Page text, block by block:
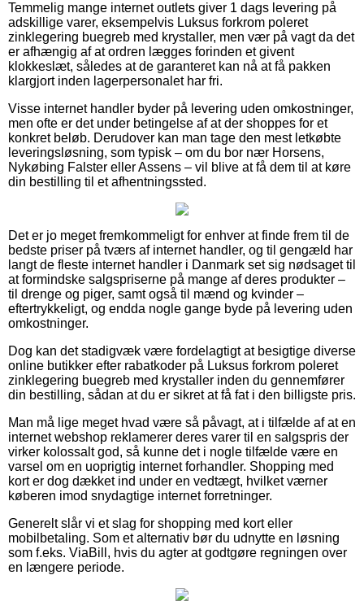
Temmelig mange internet outlets giver 1 dags levering på
adskillige varer, eksempelvis Luksus forkrom poleret
zinklegering buegreb med krystaller, men vær på vagt da det
er afhængig af at ordren lægges forinden et givent
klokkeslæt, således at de garanteret kan nå at få pakken
klargjort inden lagerpersonalet har fri.
Visse internet handler byder på levering uden omkostninger,
men ofte er det under betingelse af at der shoppes for et
konkret beløb. Derudover kan man tage den mest letkøbte
leveringsløsning, som typisk – om du bor nær Horsens,
Nykøbing Falster eller Assens – vil blive at få dem til at køre
din bestilling til et afhentningssted.
Det er jo meget fremkommeligt for enhver at finde frem til de
bedste priser på tværs af internet handler, og til gengæld har
langt de fleste internet handler i Danmark set sig nødsaget til
at formindske salgspriserne på mange af deres produkter –
til drenge og piger, samt også til mænd og kvinder –
eftertrykkeligt, og endda nogle gange byde på levering uden
omkostninger.
Dog kan det stadigvæk være fordelagtigt at besigtige diverse
online butikker efter rabatkoder på Luksus forkrom poleret
zinklegering buegreb med krystaller inden du gennemfører
din bestilling, sådan at du er sikret at få fat i den billigste pris.
Man må lige meget hvad være så påvagt, at i tilfælde af at en
internet webshop reklamerer deres varer til en salgspris der
virker kolossalt god, så kunne det i nogle tilfælde være en
varsel om en uoprigtig internet forhandler. Shopping med
kort er dog dækket ind under en vedtægt, hvilket værner
køberen imod snydagtige internet forretninger.
Generelt slår vi et slag for shopping med kort eller
mobilbetaling. Som et alternativ bør du udnytte en løsning
som f.eks. ViaBill, hvis du agter at godtgøre regningen over
en længere periode.